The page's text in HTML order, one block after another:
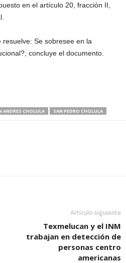
en el artículo 20, fracción II,
Se sobresee en la
concluye el documento.
ANDRES CHOLULA SAN PEDRO CHOLULA
Artículo siguiente
Texmelucan y el INM
trabajan en detección de
personas centro
americanas